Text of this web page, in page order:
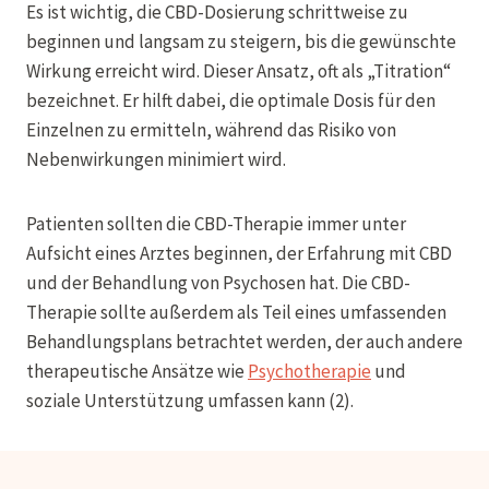
Es ist wichtig, die CBD-Dosierung schrittweise zu
beginnen und langsam zu steigern, bis die gewünschte
Wirkung erreicht wird. Dieser Ansatz, oft als „Titration“
bezeichnet. Er hilft dabei, die optimale Dosis für den
Einzelnen zu ermitteln, während das Risiko von
Nebenwirkungen minimiert wird.
Patienten sollten die CBD-Therapie immer unter
Aufsicht eines Arztes beginnen, der Erfahrung mit CBD
und der Behandlung von Psychosen hat. Die CBD-
Therapie sollte außerdem als Teil eines umfassenden
Behandlungsplans betrachtet werden, der auch andere
therapeutische Ansätze wie Psychotherapie und
soziale Unterstützung umfassen kann (2).